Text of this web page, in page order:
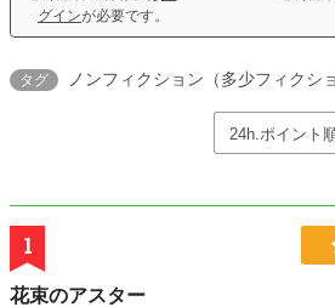
グインが必要です。
タグ ノンフィクション（多少フィクシ
1
花束のアスター